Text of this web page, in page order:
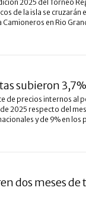
2025 del Torneo
de la isla se
en Rio
subieron
de precios internos al
2025 respecto del
y de 9% en
dos meses